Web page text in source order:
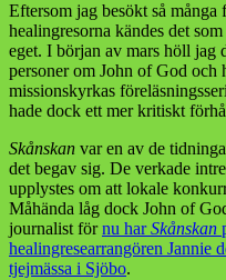
Eftersom jag besökt så
healingresorna kändes det
eget. I början av mars höll jag
personer om John of God och
missionskyrkas
hade dock ett mer kritiskt
Skånskan var en av de
det begav sig. De verkade
upplystes om att lokale
Måhända låg dock John of
journalist förnu harSkånskan
healingresearrangören Jannie
tjejmässa i Sjöbo.